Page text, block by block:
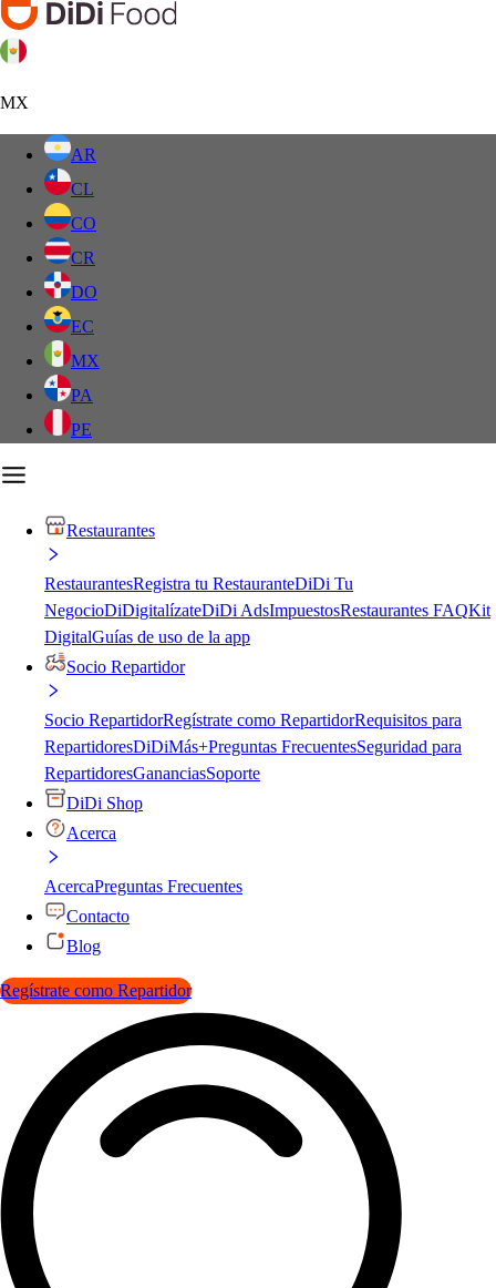
MX
AR
CL
CO
CR
DO
EC
MX
PA
PE
Restaurantes
RestaurantesRegistra tu RestauranteDiDi Tu
NegocioDiDigitalízateDiDi AdsImpuestosRestaurantes FAQKit
DigitalGuías de uso de la app
Socio Repartidor
Socio RepartidorRegístrate como RepartidorRequisitos para
RepartidoresDiDiMás+Preguntas FrecuentesSeguridad para
RepartidoresGananciasSoporte
DiDi Shop
Acerca
AcercaPreguntas Frecuentes
Contacto
Blog
Regístrate como Repartidor